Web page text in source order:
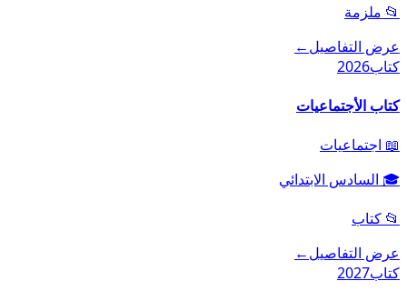
📂 ملزمة
عرض التفاصيل←
كتاب2026
كتاب الأجتماعيات
📖 اجتماعيات
🎓 السادس الابتدائي
📂 كتاب
عرض التفاصيل←
كتاب2027